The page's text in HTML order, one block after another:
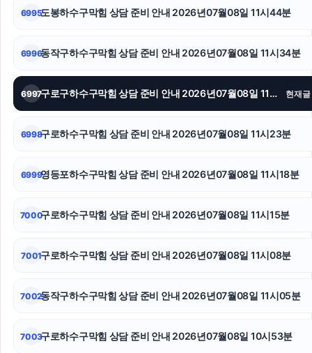
인스타 좋아요
말기암요양병원
용인형사전문변호사
축구반티
마약전문변호사
트립닷컴 할인코드
6995도봉하수구막힘 상담 준비 안내 2026년07월08일 11시44분
6996동작구하수구막힘 상담 준비 안내 2026년07월08일 11시34분
6997 구로구하수구막힘 상담 준비 안내 2026년07월08일 11시29분 현재글
6998구로하수구막힘 상담 준비 안내 2026년07월08일 11시23분
6999영등포하수구막힘 상담 준비 안내 2026년07월08일 11시18분
7000구로하수구막힘 상담 준비 안내 2026년07월08일 11시15분
7001구로하수구막힘 상담 준비 안내 2026년07월08일 11시08분
7002동작구하수구막힘 상담 준비 안내 2026년07월08일 11시05분
7003구로하수구막힘 상담 준비 안내 2026년07월08일 10시53분